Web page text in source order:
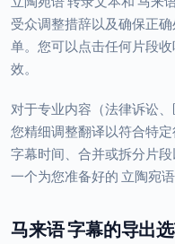
受众调整措辞以及确保正
单。您可以点击任何片段
效。
对于专业内容（法律诉讼
您精细调整翻译以符合特
字幕时间、合并或拆分片
一个为您准备好的 立陶宛
马来语 字幕的导出